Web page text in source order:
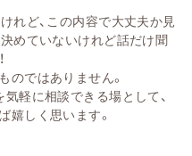
れど、この内容で大丈夫か見
めていないけれど話だけ聞
のではありません。
軽に相談できる場として、
嬉しく思います。